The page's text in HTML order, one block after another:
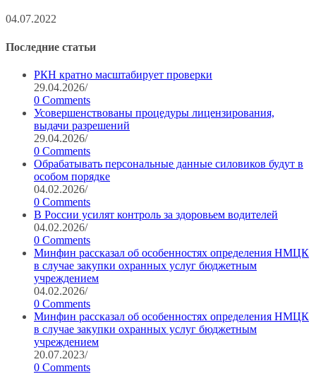
04.07.2022
Последние статьи
РКН кратно масштабирует проверки
29.04.2026/
0 Comments
Усовершенствованы процедуры лицензирования,
выдачи разрешений
29.04.2026/
0 Comments
Обрабатывать персональные данные силовиков будут в
особом порядке
04.02.2026/
0 Comments
В России усилят контроль за здоровьем водителей
04.02.2026/
0 Comments
Минфин рассказал об особенностях определения НМЦК
в случае закупки охранных услуг бюджетным
учреждением
04.02.2026/
0 Comments
Минфин рассказал об особенностях определения НМЦК
в случае закупки охранных услуг бюджетным
учреждением
20.07.2023/
0 Comments